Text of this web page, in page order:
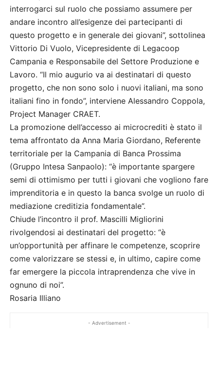
interrogarci sul ruolo che possiamo assumere per
andare incontro all’esigenze dei partecipanti di
questo progetto e in generale dei giovani”, sottolinea
Vittorio Di Vuolo, Vicepresidente di Legacoop
Campania e Responsabile del Settore Produzione e
Lavoro. “Il mio augurio va ai destinatari di questo
progetto, che non sono solo i nuovi italiani, ma sono
italiani fino in fondo”, interviene Alessandro Coppola,
Project Manager CRAET.
La promozione dell’accesso ai microcrediti è stato il
tema affrontato da Anna Maria Giordano, Referente
territoriale per la Campania di Banca Prossima
(Gruppo Intesa Sanpaolo): “è importante spargere
semi di ottimismo per tutti i giovani che vogliono fare
imprenditoria e in questo la banca svolge un ruolo di
mediazione creditizia fondamentale”.
Chiude l’incontro il prof. Mascilli Migliorini
rivolgendosi ai destinatari del progetto: “è
un’opportunità per affinare le competenze, scoprire
come valorizzare se stessi e, in ultimo, capire come
far emergere la piccola intraprendenza che vive in
ognuno di noi”.
Rosaria Illiano
- Advertisement -